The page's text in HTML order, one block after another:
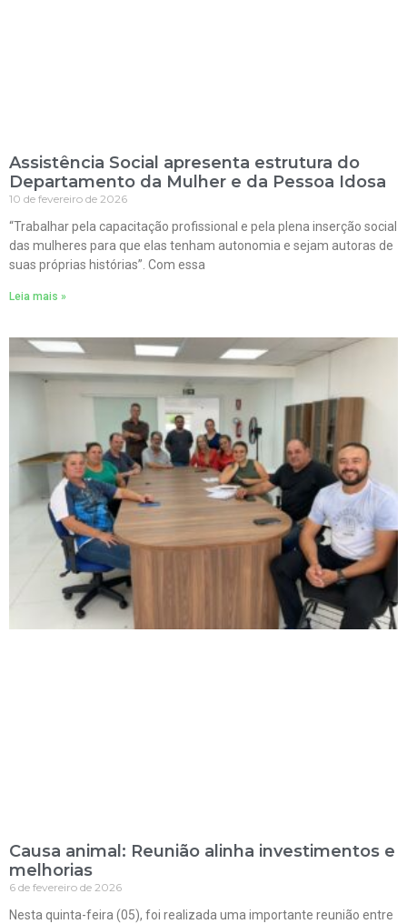
Assistência Social apresenta estrutura do
Departamento da Mulher e da Pessoa Idosa
10 de fevereiro de 2026
“Trabalhar pela capacitação profissional e pela plena inserção social
das mulheres para que elas tenham autonomia e sejam autoras de
suas próprias histórias”. Com essa
Leia mais »
Causa animal: Reunião alinha investimentos e
melhorias
6 de fevereiro de 2026
Nesta quinta-feira (05), foi realizada uma importante reunião entre